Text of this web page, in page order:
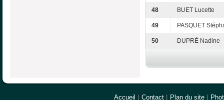
48 BUET Lucette
49 PASQUET
50 DUPRÉ Nadine
Accueil Contact Plan du site